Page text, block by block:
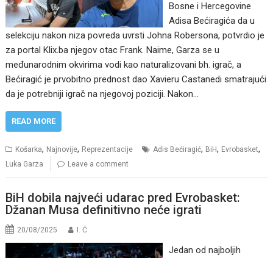
Bosne i Hercegovine
Adisa Bećiragića da u
selekciju nakon niza povreda uvrsti Johna Robersona, potvrdio je
za portal Klix.ba njegov otac Frank. Naime, Garza se u
međunarodnim okvirima vodi kao naturalizovani bh. igrač, a
Bećiragić je prvobitno prednost dao Xavieru Castanedi smatrajući
da je potrebniji igrač na njegovoj poziciji. Nakon…
READ MORE
Košarka, Najnovije, Reprezentacije Adis Bećiragić, BiH, Evrobasket,
Luka Garza Leave a comment
BiH dobila najveći udarac pred Evrobasket:
Džanan Musa definitivno neće igrati
20/08/2025 I. Ć.
Jedan od najboljih